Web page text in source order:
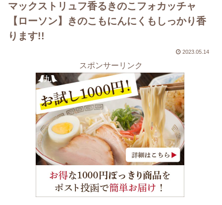
マックストリュフ香るきのこフォカッチャ
【ローソン】きのこもにんにくもしっかり香
ります!!
2023.05.14
スポンサーリンク